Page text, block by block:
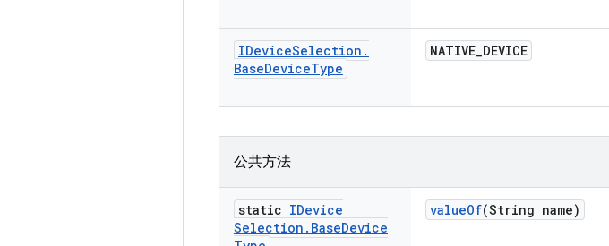
IDeviceSelection .
BaseDeviceType
NATIVE_DEVICE
公共方法
static IDevice
Selection . BaseDevice
valueOf(String name)